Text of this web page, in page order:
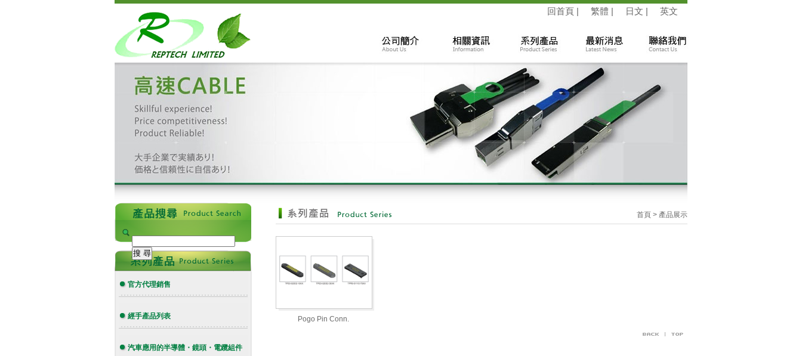
回首頁 | 繁體 | 日文 | 英文
官方代理銷售
經手產品列表
汽車應用的半導體・鏡頭・電纜組件
首頁 > 產品展示
Pogo Pin Conn.